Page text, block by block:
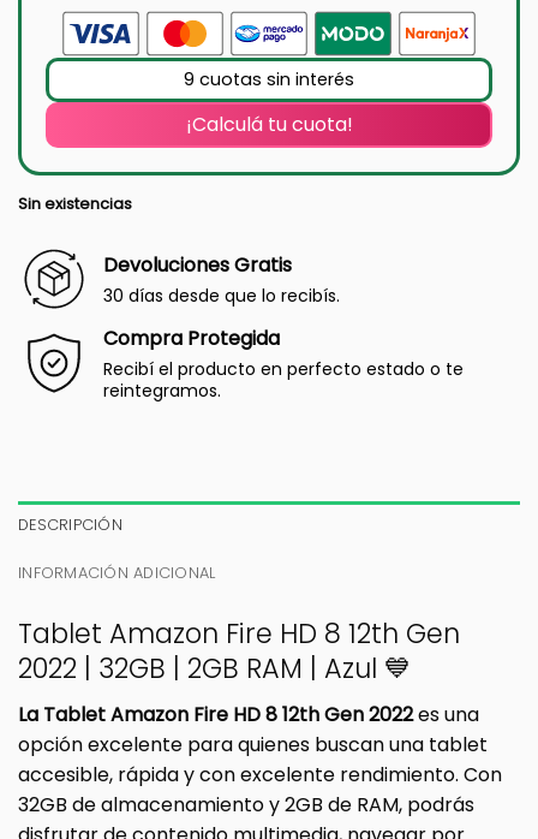
9 cuotas sin interés
¡Calculá tu cuota!
Sin existencias
Devoluciones Gratis
30 días desde que lo recibís.
Compra Protegida
Recibí el producto en perfecto estado o te
reintegramos.
DESCRIPCIÓN
INFORMACIÓN ADICIONAL
Tablet Amazon Fire HD 8 12th Gen
2022 | 32GB | 2GB RAM | Azul 💙
La Tablet Amazon Fire HD 8 12th Gen 2022es una
opción excelente para quienes buscan una tablet
accesible, rápida y con excelente rendimiento. Con
32GB de almacenamiento y 2GB de RAM, podrás